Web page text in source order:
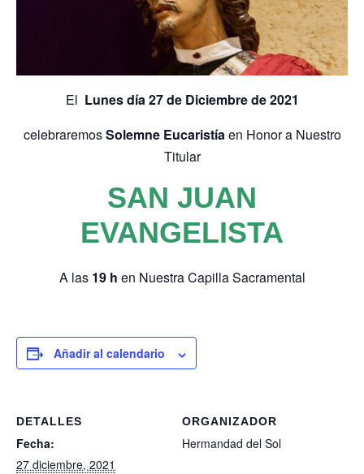
El Lunes día 27 de Diciembre de 2021
celebraremosSolemne Eucaristíaen Honor a Nuestro
Titular
SAN JUAN
EVANGELISTA
A las 19 h en Nuestra Capilla Sacramental
Añadir al calendario
DETALLES
Fecha:
27 diciembre, 2021
ORGANIZADOR
Hermandad del Sol